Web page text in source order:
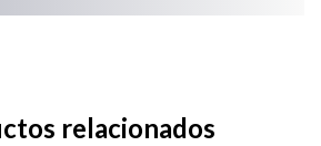
relacionados